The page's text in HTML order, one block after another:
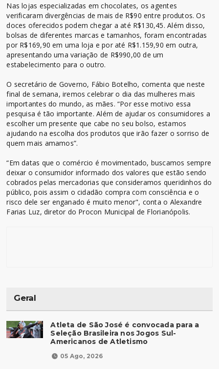
Nas lojas especializadas em chocolates, os agentes
verificaram divergências de mais de R$90 entre produtos. Os
doces oferecidos podem chegar a até R$130,45. Além disso,
bolsas de diferentes marcas e tamanhos, foram encontradas
por R$169,90 em uma loja e por até R$1.159,90 em outra,
apresentando uma variação de R$990,00 de um
estabelecimento para o outro.
O secretário de Governo, Fábio Botelho, comenta que neste
final de semana, iremos celebrar o dia das mulheres mais
importantes do mundo, as mães. “Por esse motivo essa
pesquisa é tão importante. Além de ajudar os consumidores a
escolher um presente que cabe no seu bolso, estamos
ajudando na escolha dos produtos que irão fazer o sorriso de
quem mais amamos”.
“Em datas que o comércio é movimentado, buscamos sempre
deixar o consumidor informado dos valores que estão sendo
cobrados pelas mercadorias que consideramos queridinhos do
público, pois assim o cidadão compra com consciência e o
risco dele ser enganado é muito menor", conta o Alexandre
Farias Luz, diretor do Procon Municipal de Florianópolis.
Geral
Atleta de São José é convocada para a
Seleção Brasileira nos Jogos Sul-
Americanos de Atletismo
05 Ago, 2026